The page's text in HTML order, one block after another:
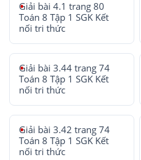
Giải bài 4.1 trang 80
Toán 8 Tập 1 SGK Kết
nối tri thức
Giải bài 3.44 trang 74
Toán 8 Tập 1 SGK Kết
nối tri thức
Giải bài 3.42 trang 74
Toán 8 Tập 1 SGK Kết
nối tri thức